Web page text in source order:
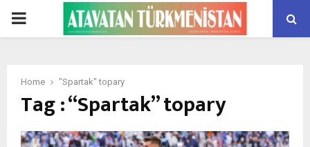
PRIMARY
Home "Spartak" topary
Tag : “Spartak” topary